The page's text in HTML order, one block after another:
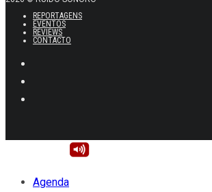
REPORTAGENS
EVENTOS
REVIEWS
CONTACTO
Agenda